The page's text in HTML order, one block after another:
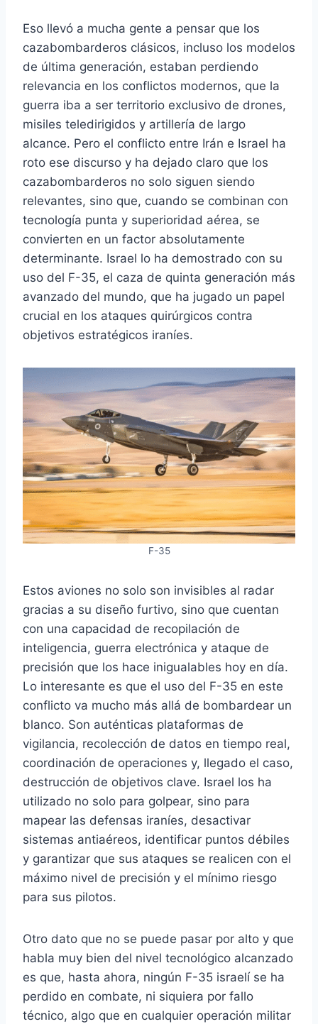
Eso llevó a mucha gente a pensar que los
cazabombarderos clásicos, incluso los modelos
de última generación, estaban perdiendo
relevancia en los conflictos modernos, que la
guerra iba a ser territorio exclusivo de drones,
misiles teledirigidos y artillería de largo
alcance. Pero el conflicto entre Irán e Israel ha
roto ese discurso y ha dejado claro que los
cazabombarderos no solo siguen siendo
relevantes, sino que, cuando se combinan con
tecnología punta y superioridad aérea, se
convierten en un factor absolutamente
determinante. Israel lo ha demostrado con su
uso del F-35, el caza de quinta generación más
avanzado del mundo, que ha jugado un papel
crucial en los ataques quirúrgicos contra
objetivos estratégicos iraníes.
F-35
Estos aviones no solo son invisibles al radar
gracias a su diseño furtivo, sino que cuentan
con una capacidad de recopilación de
inteligencia, guerra electrónica y ataque de
precisión que los hace inigualables hoy en día.
Lo interesante es que el uso del F-35 en este
conflicto va mucho más allá de bombardear un
blanco. Son auténticas plataformas de
vigilancia, recolección de datos en tiempo real,
coordinación de operaciones y, llegado el caso,
destrucción de objetivos clave. Israel los ha
utilizado no solo para golpear, sino para
mapear las defensas iraníes, desactivar
sistemas antiaéreos, identificar puntos débiles
y garantizar que sus ataques se realicen con el
máximo nivel de precisión y el mínimo riesgo
para sus pilotos.
Otro dato que no se puede pasar por alto y que
habla muy bien del nivel tecnológico alcanzado
es que, hasta ahora, ningún F-35 israelí se ha
perdido en combate, ni siquiera por fallo
técnico, algo que en cualquier operación militar